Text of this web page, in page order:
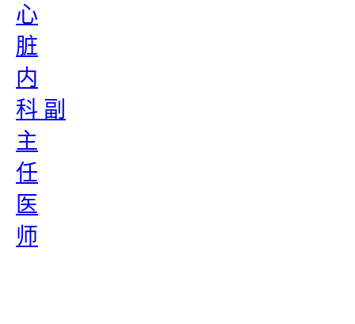
心
脏
内
科 副
主
任
医
师